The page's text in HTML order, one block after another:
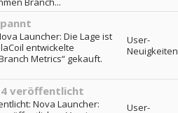
Launcher: Die Lage ist
entwickelte
Metrics“ gekauft.
User-
Neuigkeiten
veröffentlicht
Nova Launcher:
User-